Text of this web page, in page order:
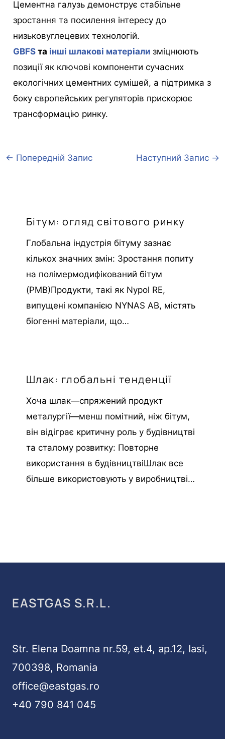
Цементна галузь демонструє стабільне
зростання та посилення інтересу до
низьковуглецевих технологій.
GBFS та інші шлакові матеріали зміцнюють
позиції як ключові компоненти сучасних
екологічних цементних сумішей, а підтримка з
боку європейських регуляторів прискорює
трансформацію ринку.
← Попередній Запис Наступний Запис →
Бітум: огляд світового ринку
Глобальна індустрія бітуму зазнає
кількох значних змін: Зростання попиту
на полімермодифікований бітум
(PMB)Продукти, такі як Nypol RE,
випущені компанією NYNAS AB, містять
біогенні матеріали, що…
Шлак: глобальні тенденції
Хоча шлак—спряжений продукт
металургії—менш помітний, ніж бітум,
він відіграє критичну роль у будівництві
та сталому розвитку: Повторне
використання в будівництвіШлак все
більше використовують у виробництві…
EASTGAS S.R.L.
Str. Elena Doamna nr.59, et.4, ap.12, Iasi,
700398, Romania
office@eastgas.ro
+40 790 841 045